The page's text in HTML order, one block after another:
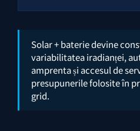
Solar + baterie devine
variabilitatea iradianței,
amprenta și accesul de
presupunerile folosite în
grid.